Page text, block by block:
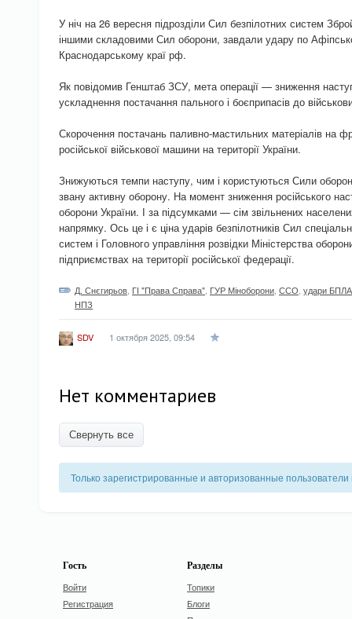
У ніч на 26 вересня підрозділи Сил безпілотних систем
іншими складовими Сил оборони, завдали удару по
Краснодарському краї рф.
Як повідомив Генштаб ЗСУ, мета операції — зниження
ускладнення постачання пального і боєприпасів до
Скорочення постачань паливно-мастильних матеріалів на
російської військової машини на території України.
Знижуються темпи наступу, чим і користуються Сили
звану активну оборону. На момент зниження російського
оборони України. І за підсумками — сім звільнених
напрямку. Ось це і є ціна ударів безпілотників Сил
систем і Головного управління розвідки Міністерства
підприємствах на території російської федерації.
Д. Снєгирьов ГІ "Права Справа" ГУР Міноборони ССО удари БПЛА
НПЗ
SDV 1 октября 2025, 09:54
Нет комментариев
Свернуть все
Только зарегистрированные и авторизованные
Гость
Войти
Регистрация
Разделы
Топики
Блоги